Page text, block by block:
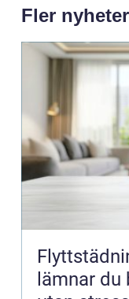
Fler nyheter
lämnar